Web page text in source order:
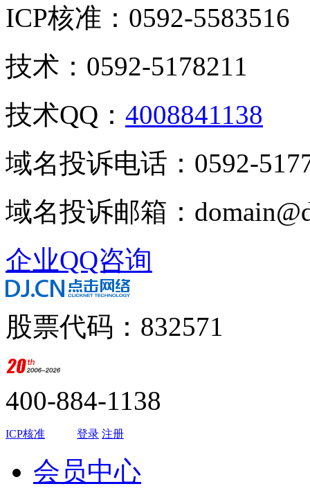
ICP核准：0592-5583516
技术：0592-5178211
技术QQ： 4008841138
域名投诉电话：0592-
域名投诉邮箱：
企业QQ咨询
股票代码：832571
400-884-1138
ICP核准 登录 注册
会员中心